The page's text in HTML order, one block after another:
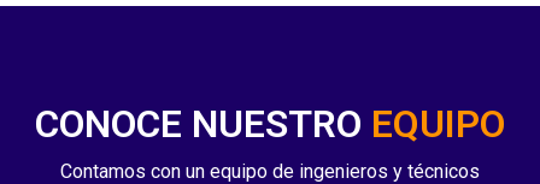
CONOCE NUESTRO EQUIPO
Contamos con un equipo de ingenieros y técnicos